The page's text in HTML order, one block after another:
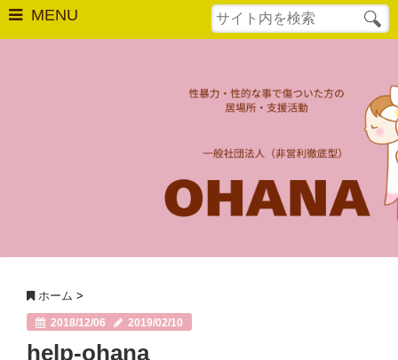
MENU
活動実績
年次報告
ホーム >
2018/12/06 2019/02/10
help-ohana